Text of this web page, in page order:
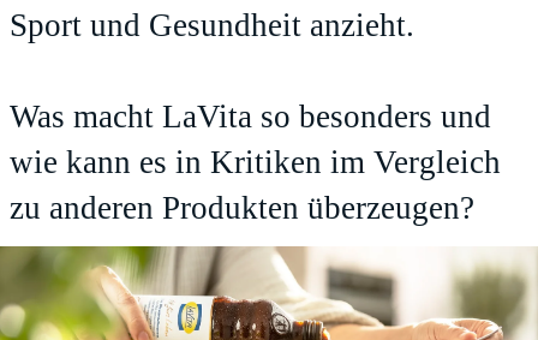
Sport und Gesundheit anzieht.
Was macht LaVita so besonders und
wie kann es in Kritiken im Vergleich
zu anderen Produkten überzeugen?